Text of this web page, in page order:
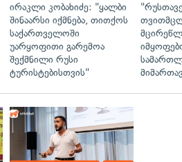
ირაკლი კობახიძე: "ყალბი
შინაარსი იქმნება, თითქოს
საქართველოში
უარყოფითი გარემოა
შექმნილი რუსი
ტურისტებისთვის"